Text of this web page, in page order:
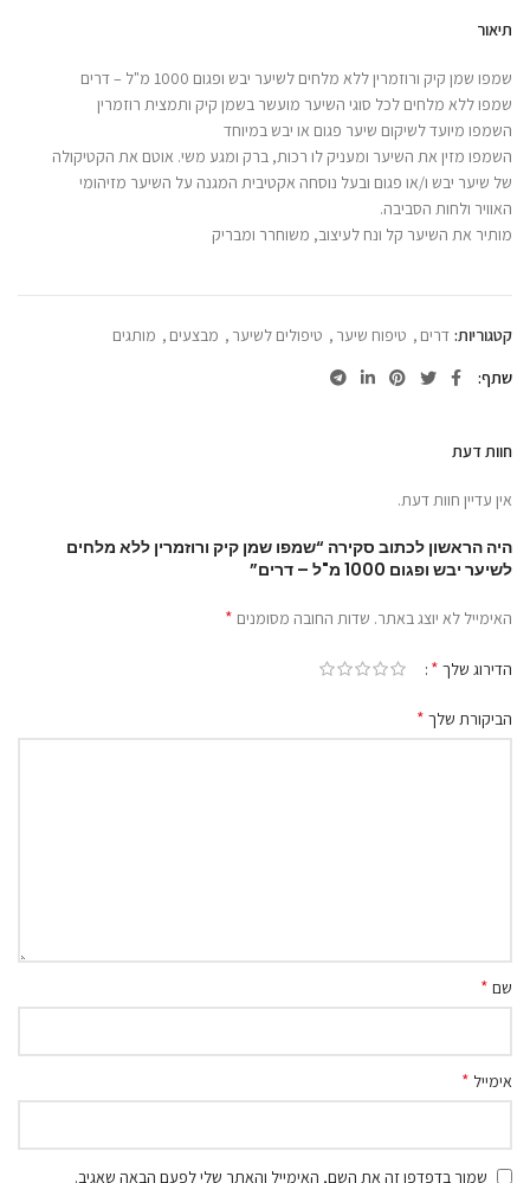
תיאור
שמפו שמן קיק ורוזמרין ללא מלחים לשיער יבש ופגום 1000 מ"ל – דרים
שמפו ללא מלחים לכל סוגי השיער מועשר בשמן קיק ותמצית רוזמרין
השמפו מיועד לשיקום שיער פגום או יבש במיוחד
השמפו מזין את השיער ומעניק לו רכות, ברק ומגע משי. אוטם את הקטיקולה
של שיער יבש ו/או פגום ובעל נוסחה אקטיבית המגנה על השיער מזיהומי
האוויר ולחות הסביבה.
מותיר את השיער קל ונח לעיצוב, משוחרר ומבריק
קטגוריות: דרים , טיפוח שיער , טיפולים לשיער , מבצעים , מותגים
שתף
חוות דעת
אין עדיין חוות דעת.
היה הראשון לכתוב סקירה “שמפו שמן קיק ורוזמרין ללא מלחים
לשיער יבש ופגום 1000 מ"ל – דרים”
האימייל לא יוצג באתר. שדות החובה מסומנים *
הדירוג שלך *
הביקורת שלך *
שם *
אימייל *
שמור בדפדפן זה את השם, האימייל והאתר שלי לפעם הבאה שאגיב.